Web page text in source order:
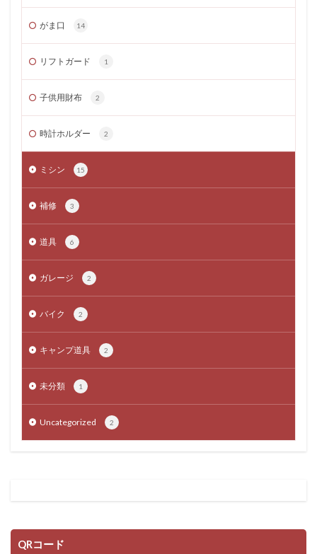
がま口 14
リフトガード 1
子供用財布 2
時計ホルダー 2
ミシン 15
補修 3
道具 6
ガレージ 2
バイク 2
キャンプ道具 2
未分類 1
Uncategorized 2
QRコード